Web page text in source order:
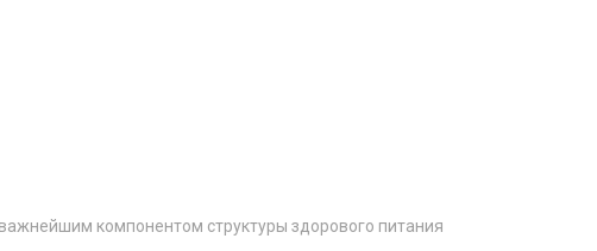
компонентом структуры здорового питания